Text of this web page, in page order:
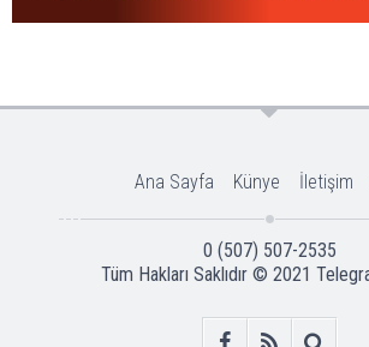
Ana Sayfa Künye İletişim
0 (507) 507-2535
Tüm Hakları Saklıdır © 2021